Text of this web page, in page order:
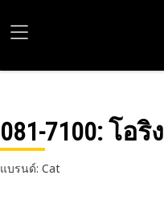
081-7100: โอริง
แบรนด์: Cat